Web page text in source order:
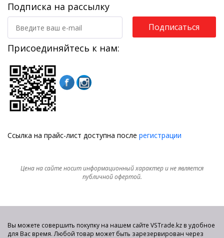
Подписка на рассылку
Подписаться
Присоединяйтесь к нам:
Ссылка на прайс-лист доступна после регистрации
Цена на сайте носит информационный характер и не является
публичной офертой.
Вы можете совершить покупку на нашем сайте VSTrade.kz в удобное
для Вас время. Любой товар может быть зарезервирован через